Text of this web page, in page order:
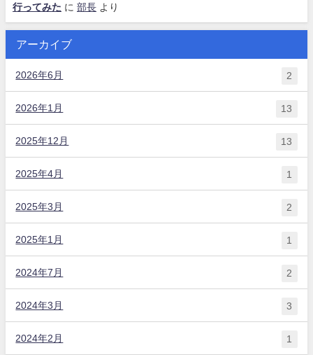
行ってみた に 部長 より
アーカイブ
2026年6月 2
2026年1月 13
2025年12月 13
2025年4月 1
2025年3月 2
2025年1月 1
2024年7月 2
2024年3月 3
2024年2月 1